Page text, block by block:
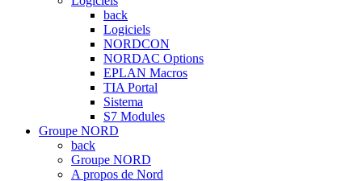
back
Logiciels
NORDCON
NORDAC Options
EPLAN Macros
TIA Portal
Sistema
S7 Modules
Groupe NORD
back
Groupe NORD
A propos de Nord